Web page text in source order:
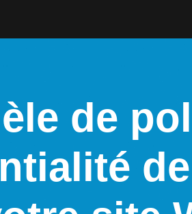
de